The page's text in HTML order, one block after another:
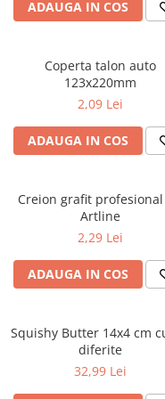
Caiete muzică
Caiete geografie și biologie
Caiete foi veline
Vocabulare
Blocuri de desen școlare
Hârtie pentru lucru
Accesorii geometrie și
Rigle și Echere
Compasuri
Truse geometrie
Socotitori și bețisoare
ADAUGA IN COS
Coperta talon auto
123x220mm
2,09 Lei
ADAUGA IN COS
Creion grafit profesional
Artline
2,29 Lei
ADAUGA IN COS
Squishy Butter 14x4 cm
diferite
32,99 Lei